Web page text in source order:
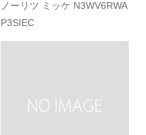
ノーリツ ミッケ N3WV6RWA
P3SIEC